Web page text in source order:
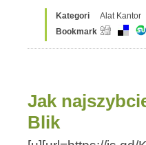
Kategori
Alat Kantor
Bookmark
Jak
Blik